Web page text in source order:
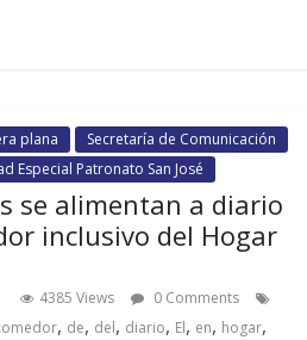
plana
Secretaría de Comunicación
Especial Patronato San José
se alimentan a diario
inclusivo del Hogar
4385 Views
0 Comments
, de, del, diario, El, en, hogar,